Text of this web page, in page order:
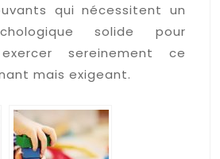
qui nécessitent un
solide pour
sereinement ce
mais exigeant.